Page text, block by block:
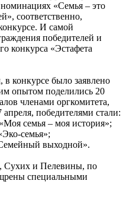
«Семья ‒ это
соответственно,
И самой
победителей и
конкурса «Эстафета
конкурсе было заявлено
опытом поделились 20
членами оргкомитета,
апреля, победителями стали:
семья – моя история»;
семья»;
выходной».
Сухих и Пелевины, по
специальными